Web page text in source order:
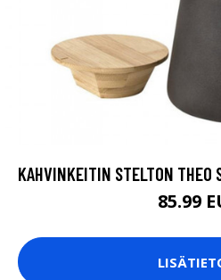
KAHVINKEITIN STELTON
85.99